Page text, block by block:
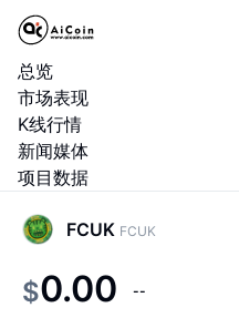
总览
市场表现
K线行情
新闻媒体
项目数据
FCUK FCUK
$0.00 --